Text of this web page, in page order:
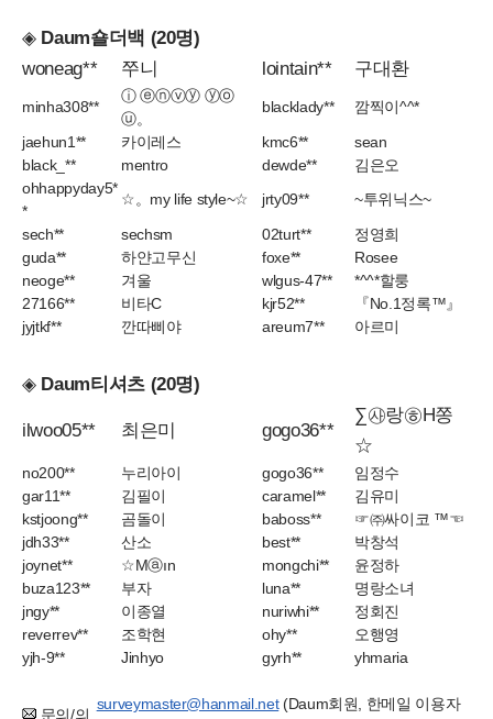
◈ Daum숄더백 (20명)
woneag**
쭈니 lointain** 구대환
minha308**
ⓘ ⓔⓝⓥⓨ ⓨⓞ
ⓤ。
blacklady**
깜찍이^^*
jaehun1**
카이레스 kmc6**
sean
black_**
mentro dewde**
김은오
ohhappyday5*
*
☆。my life style~☆ jrty09**
~투위닉스~
sech**
sechsm 02turt**
정영희
guda**
하얀고무신 foxe**
Rosee
neoge**
겨울 wlgus-47**
*^^*할룽
27166**
비타C kjr52**
『No.1정록™』
jyjtkf**
깐따삐야 areum7** 아르미
◈ Daum티셔츠 (20명)
ilwoo05** 최은미 gogo36**
∑㉴랑㉭H쫑
☆
no200** 누리아이 gogo36**
임정수
gar11**
김필이 caramel**
김유미
kstjoong**
곰돌이 baboss**
☞㈜싸이코 ™☜
jdh33**
산소 best**
박창석
joynet**
☆Mⓐın mongchi**
윤정하
buza123**
부자 luna**
명랑소녀
jngy**
이종열 nuriwhi**
정회진
reverrev**
조학현 ohy**
오행영
yjh-9**
Jinhyo gyrh** yhmaria
문의/의
surveymaster@hanmail.net(Daum회원, 한메일 이용자